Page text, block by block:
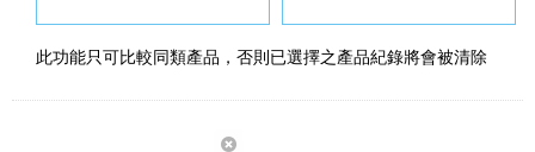
此功能只可比較同類產品，否則已選擇之產品紀錄將會被清除